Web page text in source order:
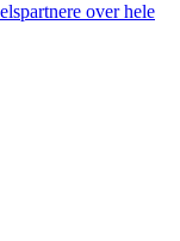
over hele